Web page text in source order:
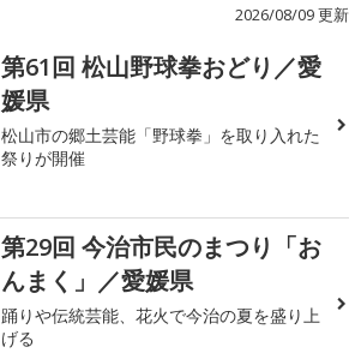
2026/08/09 更新
第61回 松山野球拳おどり／愛
媛県
松山市の郷土芸能「野球拳」を取り入れた
祭りが開催
第29回 今治市民のまつり「お
んまく」／愛媛県
踊りや伝統芸能、花火で今治の夏を盛り上
げる